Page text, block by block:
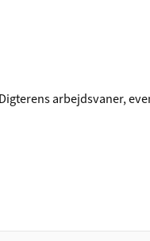
arbejdsvaner,